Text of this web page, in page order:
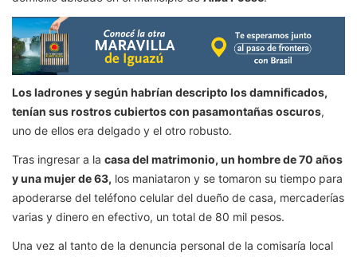
Los ladrones y según habrían descripto los damnificados,
tenían sus rostros cubiertos con pasamontañas oscuros,
uno de ellos era delgado y el otro robusto.
Tras ingresar a la casa del matrimonio, un hombre de 70 años
y una mujer de 63, los maniataron y se tomaron su tiempo para
apoderarse del teléfono celular del dueño de casa, mercaderías
varias y dinero en efectivo, un total de 80 mil pesos.
Una vez al tanto de la denuncia personal de la comisaría local